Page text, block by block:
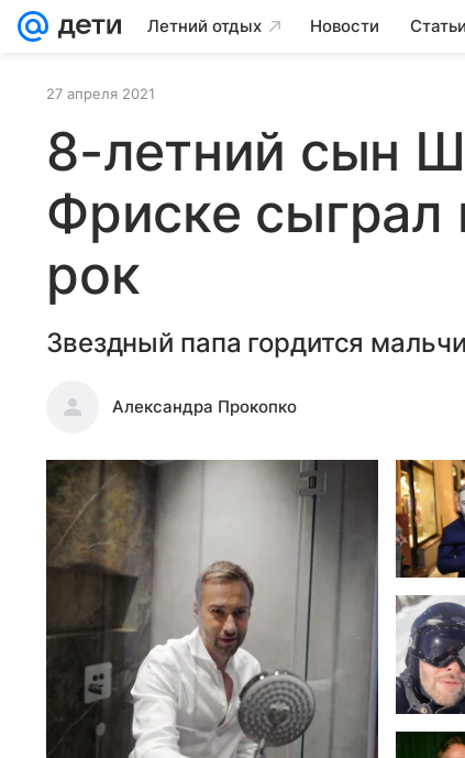
Летний отдых Новости Статьи
27 апреля 2021
8-летний сын
Фриске сыграл
рок
Звездный папа гордится
Александра Прокопко